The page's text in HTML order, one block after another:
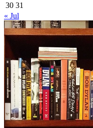
30 31
« Jul